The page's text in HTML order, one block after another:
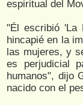
espiritual del
"Él escribió 'La
hincapié en la
las mujeres, y
es perjudicial
humanos", dijo
nacido con el